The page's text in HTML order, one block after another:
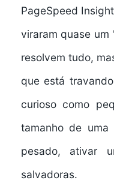
PageSpeed
viraram quase
resolvem tudo,
que está
curioso como
tamanho de
pesado, ativar
salvadoras.